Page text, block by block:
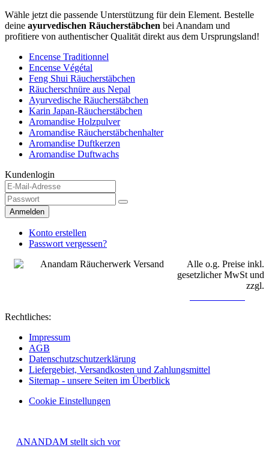
Wähle jetzt die passende Unterstützung für dein Element. Bestelle
deine ayurvedischen Räucherstäbchen bei Anandam und
profitiere von authentischer Qualität direkt aus dem Ursprungsland!
Encense Traditionnel
Encense Végétal
Feng Shui Räucherstäbchen
Räucherschnüre aus Nepal
Ayurvedische Räucherstäbchen
Karin Japan-Räucherstäbchen
Aromandise Holzpulver
Aromandise Räucherstäbchenhalter
Aromandise Duftkerzen
Aromandise Duftwachs
Kundenlogin
Anmelden
Konto erstellen
Passwort vergessen?
Alle o.g. Preise inkl.
gesetzlicher MwSt und
zzgl.
Rechtliches:
Impressum
AGB
Datenschutzschutzerklärung
Liefergebiet, Versandkosten und Zahlungsmittel
Sitemap - unsere Seiten im Überblick
Cookie Einstellungen
ANANDAM stellt sich vor